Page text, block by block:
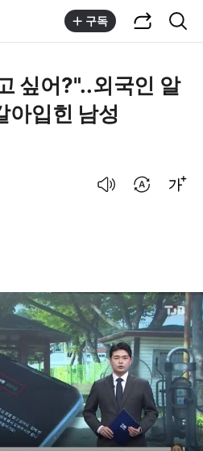
구독
싶어?"..외국인 알
아입힌 남성